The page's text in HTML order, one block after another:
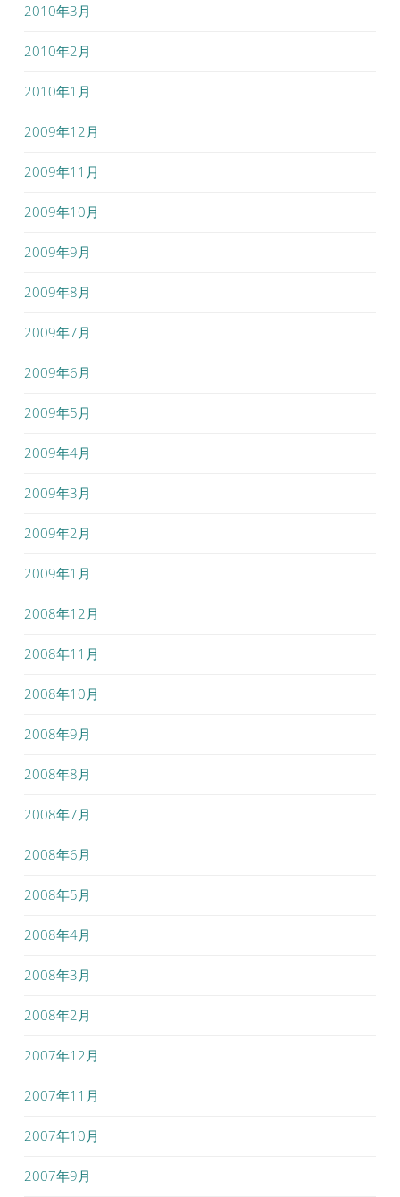
2010年3月
2010年2月
2010年1月
2009年12月
2009年11月
2009年10月
2009年9月
2009年8月
2009年7月
2009年6月
2009年5月
2009年4月
2009年3月
2009年2月
2009年1月
2008年12月
2008年11月
2008年10月
2008年9月
2008年8月
2008年7月
2008年6月
2008年5月
2008年4月
2008年3月
2008年2月
2007年12月
2007年11月
2007年10月
2007年9月